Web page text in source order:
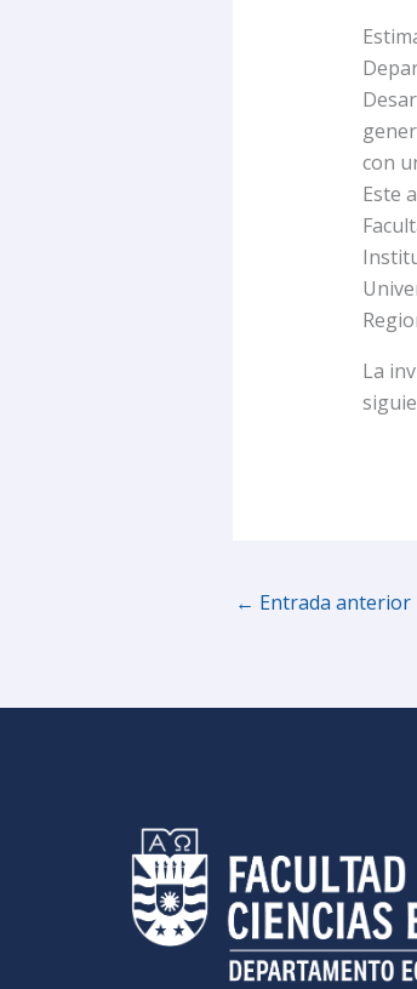
con
Este
La
← Entrada anterior